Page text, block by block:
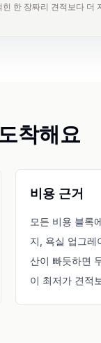
한 장짜리 견적보다 더
착해요
비용 근거
모든 비용 블록
지, 욕실 업그레
산이 빠듯하면
이 최저가 견적